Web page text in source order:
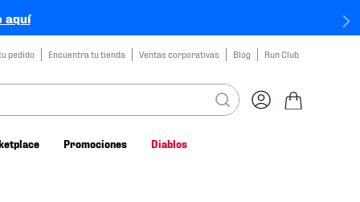
aquí
pedido Encuentra tu tienda Ventas corporativas Blog Run Club
Promociones Diablos